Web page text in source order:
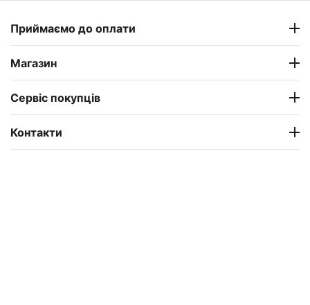
Приймаємо до оплати
Магазин
Сервіс покупців
Контакти